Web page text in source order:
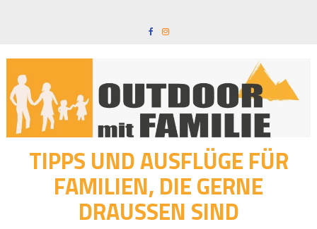
TIPPS UND AUSFLÜGE FÜR
FAMILIEN, DIE GERNE
DRAUSSEN SIND